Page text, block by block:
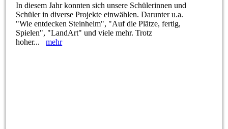
In diesem Jahr konnten sich unsere Schülerinnen und
Schüler in diverse Projekte einwählen. Darunter u.a.
"Wie entdecken Steinheim", "Auf die Plätze, fertig,
Spielen", "LandArt" und viele mehr. Trotz
hoher...mehr